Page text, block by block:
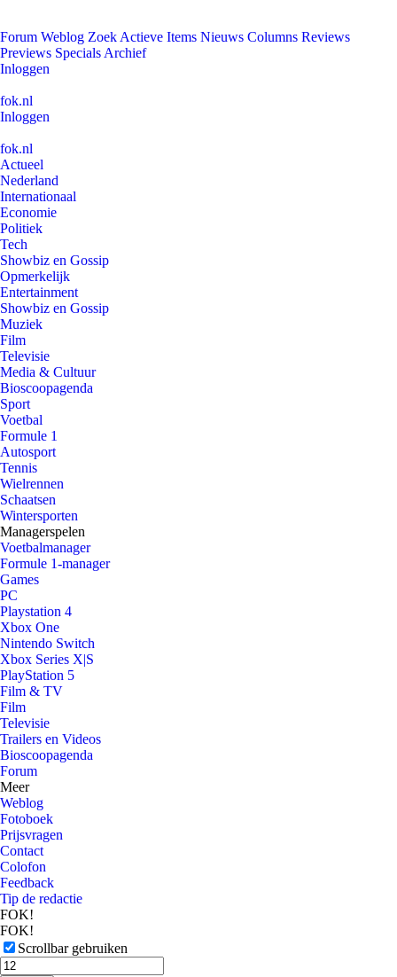
Forum Weblog Zoek Actieve Items Nieuws Columns Reviews
Previews Specials Archief
Inloggen
fok.nl
Inloggen
fok.nl
Actueel
Nederland
Internationaal
Economie
Politiek
Tech
Showbiz en Gossip
Opmerkelijk
Entertainment
Showbiz en Gossip
Muziek
Film
Televisie
Media & Cultuur
Bioscoopagenda
Sport
Voetbal
Formule 1
Autosport
Tennis
Wielrennen
Schaatsen
Wintersporten
Managerspelen
Voetbalmanager
Formule 1-manager
Games
PC
Playstation 4
Xbox One
Nintendo Switch
Xbox Series X|S
PlayStation 5
Film & TV
Film
Televisie
Trailers en Videos
Bioscoopagenda
Forum
Meer
Weblog
Fotoboek
Prijsvragen
Contact
Colofon
Feedback
Tip de redactie
FOK!
FOK!
Scrollbar gebruiken